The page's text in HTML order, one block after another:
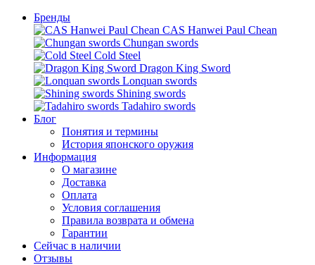
Бренды
CAS Hanwei Paul Chean
Chungan swords
Cold Steel
Dragon King Sword
Lonquan swords
Shining swords
Tadahiro swords
Блог
Понятия и термины
История японского оружия
Информация
О магазине
Доставка
Оплата
Условия соглашения
Правила возврата и обмена
Гарантии
Сейчас в наличии
Отзывы